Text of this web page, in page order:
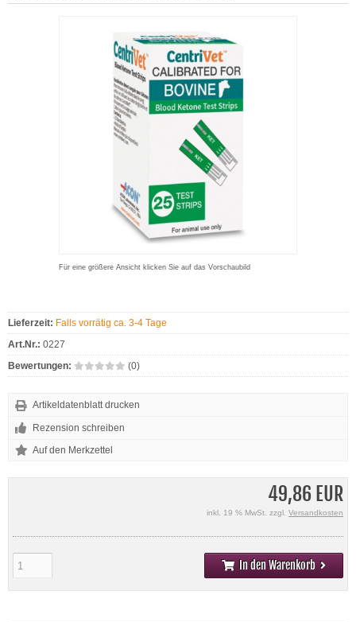
Für eine größere Ansicht klicken Sie auf das Vorschaubild
49,86 EUR
inkl. 19 % MwSt. zzgl. Versandkosten
In den Warenkorb
Lieferzeit: Falls vorrätig ca. 3-4 Tage
Art.Nr.: 0227
Bewertungen:
(0)
Artikeldatenblatt drucken
Rezension schreiben